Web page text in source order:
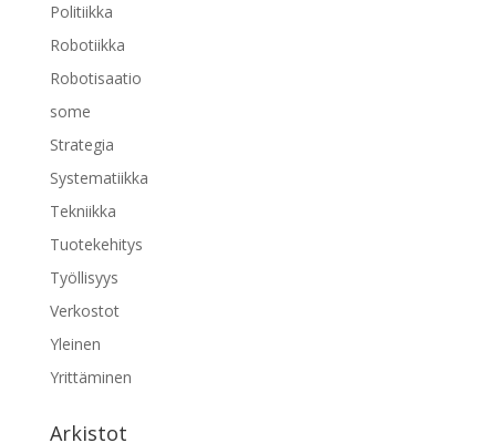
Politiikka
Robotiikka
Robotisaatio
some
Strategia
Systematiikka
Tekniikka
Tuotekehitys
Työllisyys
Verkostot
Yleinen
Yrittäminen
Arkistot